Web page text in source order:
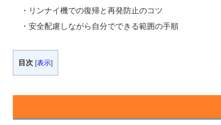
・リンナイ機での復帰と再発防止のコツ
・安全配慮しながら自分でできる範囲の手順
目次 [表示]